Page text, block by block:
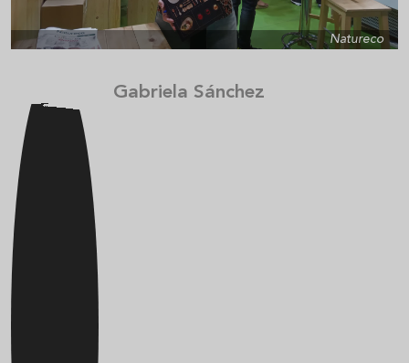
Natureco
Gabriela Sánchez